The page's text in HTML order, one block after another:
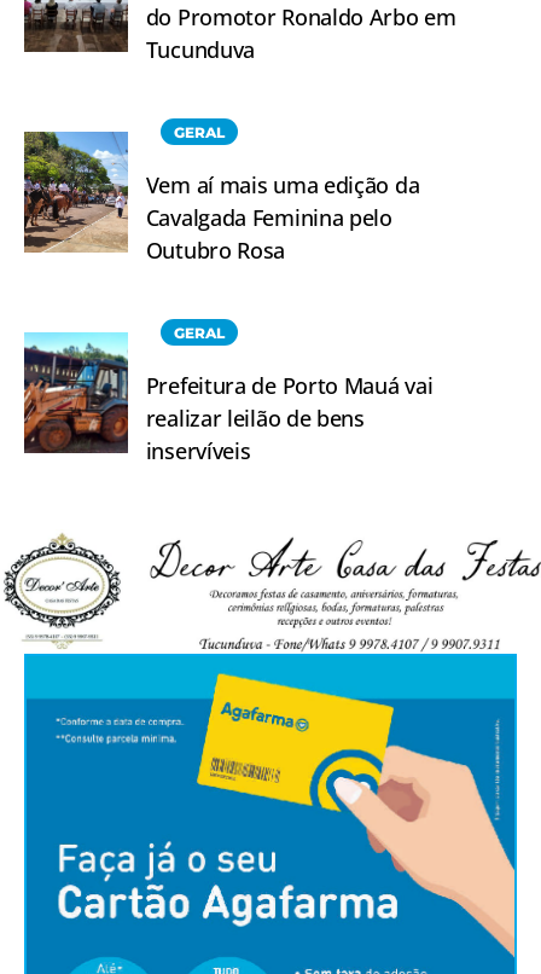
do Promotor Ronaldo Arbo em
Tucunduva
GERAL
Vem aí mais uma edição da
Cavalgada Feminina pelo
Outubro Rosa
GERAL
Prefeitura de Porto Mauá vai
realizar leilão de bens
inservíveis